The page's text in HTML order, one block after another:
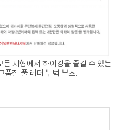
지형에서 하이킹을 즐길 수 있는
품질 풀 레더 누벅 부츠.